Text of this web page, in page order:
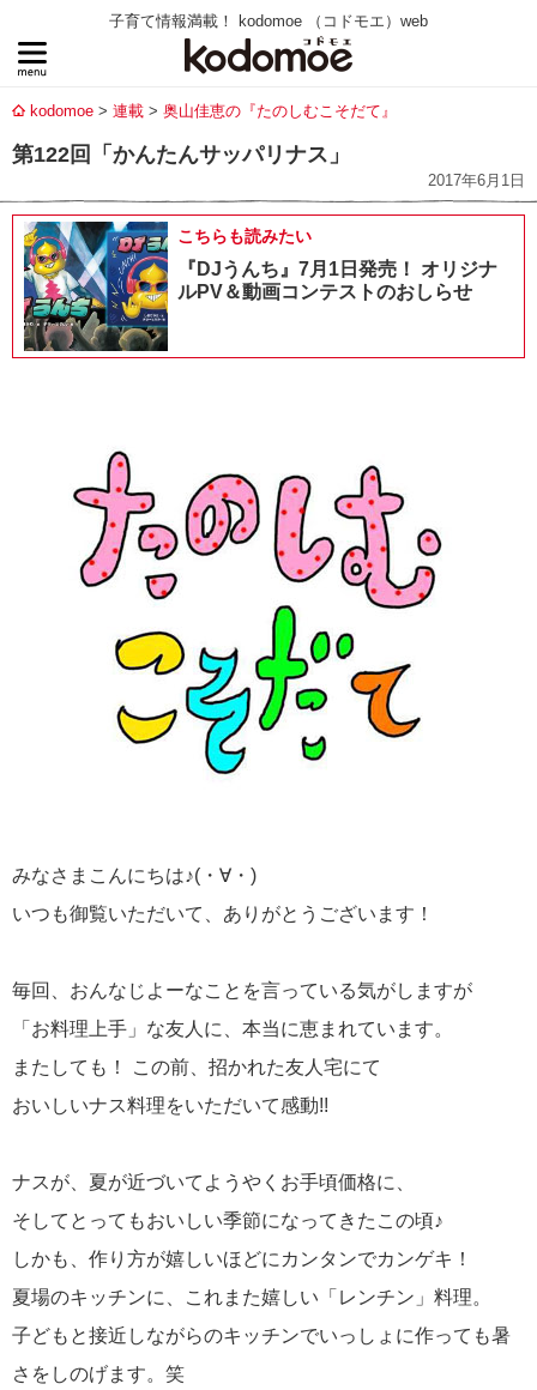
子育て情報満載！ kodomoe （コドモエ）web
kodomoe 連載 奥山佳恵の『たのしむこそだて』
第122回「かんたんサッパリナス」
2017年6月1日
こちらも読みたい
『DJうんち』7月1日発売！ オリジナ
ルPV＆動画コンテストのおしらせ
みなさまこんにちは♪(・∀・)
いつも御覧いただいて、ありがとうございます！
毎回、おんなじよーなことを言っている気がしますが
「お料理上手」な友人に、本当に恵まれています。
またしても！ この前、招かれた友人宅にて
おいしいナス料理をいただいて感動!!
ナスが、夏が近づいてようやくお手頃価格に、
そしてとってもおいしい季節になってきたこの頃♪
しかも、作り方が嬉しいほどにカンタンでカンゲキ！
夏場のキッチンに、これまた嬉しい「レンチン」料理。
子どもと接近しながらのキッチンでいっしょに作っても暑
さをしのげます。笑